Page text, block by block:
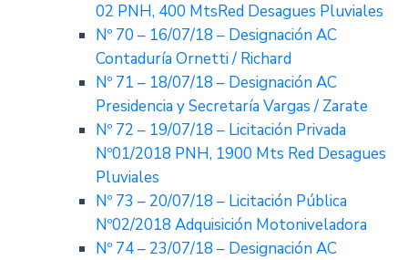
02 PNH, 400 MtsRed Desagues Pluviales
Nº 70 – 16/07/18 – Designación AC
Contaduría Ornetti / Richard
Nº 71 – 18/07/18 – Designación AC
Presidencia y Secretaría Vargas / Zarate
Nº 72 – 19/07/18 – Licitación Privada
Nº01/2018 PNH, 1900 Mts Red Desagues
Pluviales
Nº 73 – 20/07/18 – Licitación Pública
Nº02/2018 Adquisición Motoniveladora
Nº 74 – 23/07/18 – Designación AC